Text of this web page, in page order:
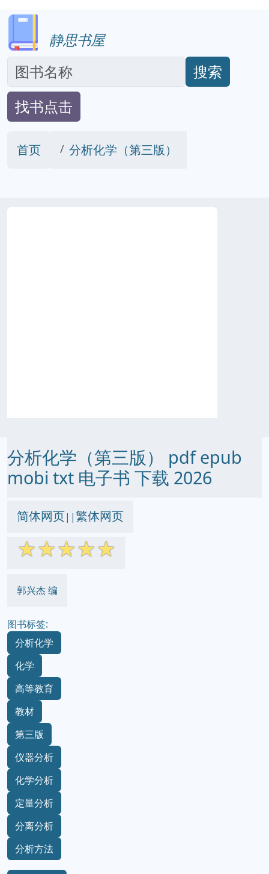
静思书屋
搜索
找书点击
首页 分析化学（第三版）
分析化学（第三版） pdf epub
mobi txt 电子书 下载 2026
简体网页||繁体网页
☆☆☆☆☆
郭兴杰 编
图书标签:
分析化学
化学
高等教育
教材
第三版
仪器分析
化学分析
定量分析
分离分析
分析方法